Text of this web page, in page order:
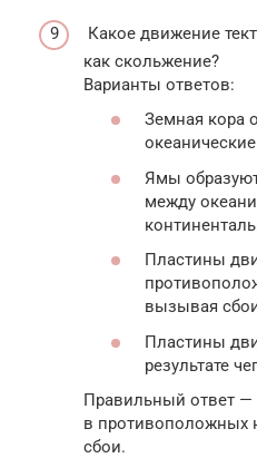
Какое движение
как скольжение?
Варианты ответов:
Земная кора
Ямы
между
Пластины
вызывая
Пластины
результате
Правильный ответ —
в противоположных
сбои.